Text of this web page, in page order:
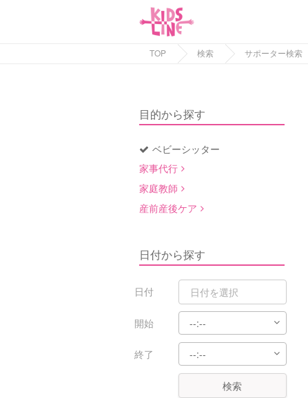
TOP 検索 サポーター検索
目的から探す
ベビーシッター
家事代行
家庭教師
産前産後ケア
日付から探す
日付
開始
終了
検索